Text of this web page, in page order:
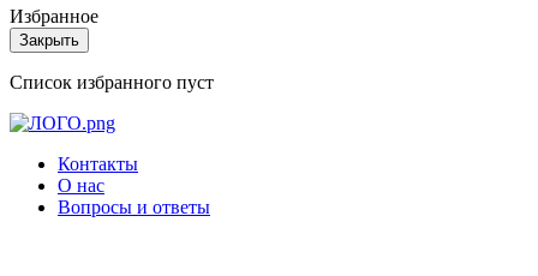
Избранное
Закрыть
Список избранного пуст
Контакты
О нас
Вопросы и ответы